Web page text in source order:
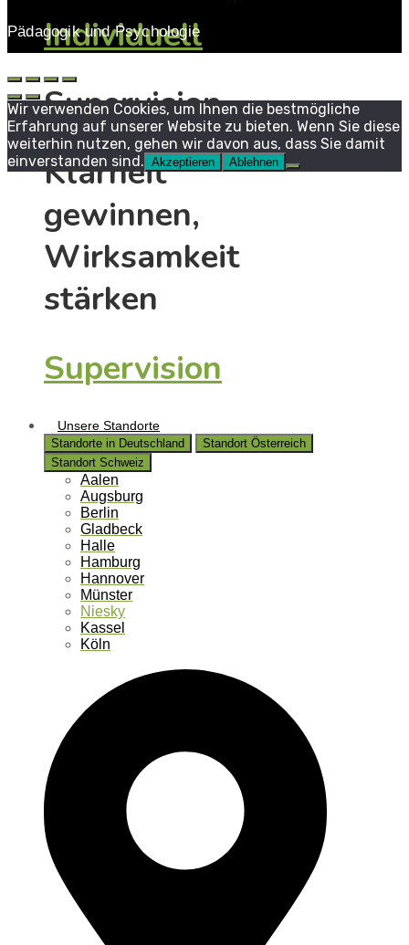
Individuell
Supervision
Klarheit
gewinnen,
Wirksamkeit
stärken
Supervision
Unsere Standorte
Standorte in Deutschland
Standort Österreich
Standort Schweiz
Aalen
Augsburg
Berlin
Gladbeck
Halle
Hamburg
Hannover
Münster
Niesky
Kassel
Köln
Pädagogik und Psychologie
Wir verwenden Cookies, um Ihnen die bestmögliche
Erfahrung auf unserer Website zu bieten. Wenn Sie diese
weiterhin nutzen, gehen wir davon aus, dass Sie damit
einverstanden sind. Akzeptieren Ablehnen